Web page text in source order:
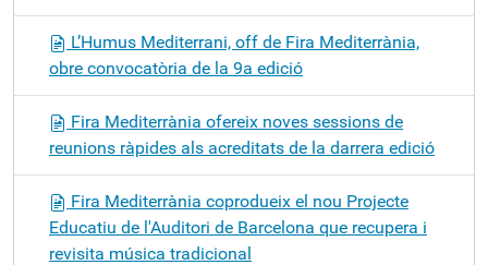
L’Humus Mediterrani, off de Fira Mediterrània,
obre convocatòria de la 9a edició
Fira Mediterrània ofereix noves sessions de
reunions ràpides als acreditats de la darrera edició
Fira Mediterrània coprodueix el nou Projecte
Educatiu de l'Auditori de Barcelona que recupera i
revisita música tradicional